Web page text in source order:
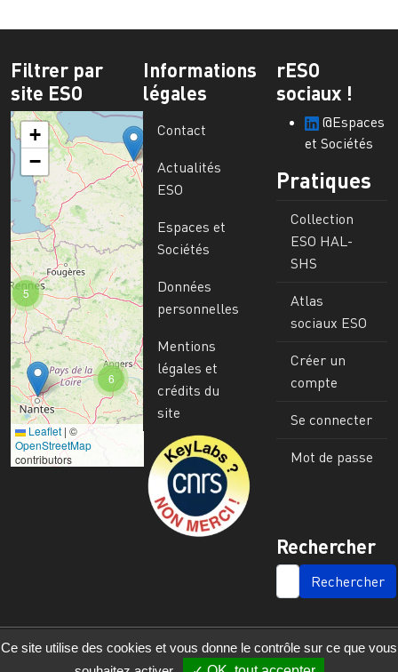
Filtrer par
site ESO
6
5
+
−
Leaflet | ©
OpenStreetMap
contributors
Informations
légales
Contact
Actualités
ESO
Espaces et
Sociétés
Données
personnelles
Mentions
légales et
crédits du
site
Image
rESO
sociaux !
@Espaces
et Sociétés
Pratiques
Collection
ESO HAL-
SHS
Atlas
sociaux ESO
Créer un
compte
Se connecter
Mot de passe
Rechercher
SEARCH
Ce site utilise des cookies et vous donne le contrôle sur ce que vous